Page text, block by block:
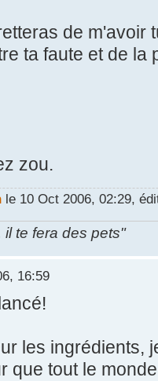
de m'avoir
ta faute et de la
zou.
le 10 Oct 2006, 02:29,
te fera des pets"
16:59
les ingrédients,
que tout le